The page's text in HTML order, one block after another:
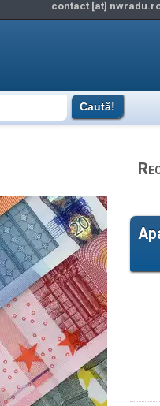
contact [at] nwradu.ro